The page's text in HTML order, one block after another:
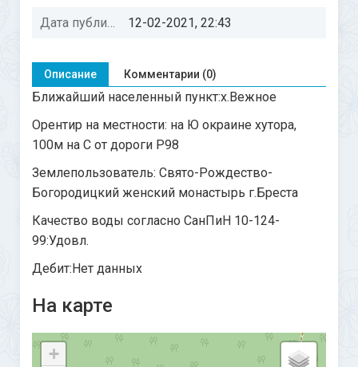
Дата публикации: 12-02-2021, 22:43
Описание Комментарии (0)
Ближайший населенный пункт:х.Вежное
Орентир на местности: на Ю окраине хутора,
100м на С от дороги Р98
Землепользователь: Свято-Рождество-
Богородицкий женский монастырь г.Бреста
Качество воды согласно СанПиН 10-124-
99:Удовл.
Дебит:Нет данных
На карте
+